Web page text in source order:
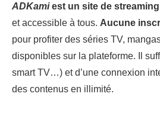
ADKami est un site de
et accessible à tous. Aucune
pour profiter des séries TV,
disponibles sur la plateforme. Il
smart TV…) et d’une connexion
des contenus en illimité.